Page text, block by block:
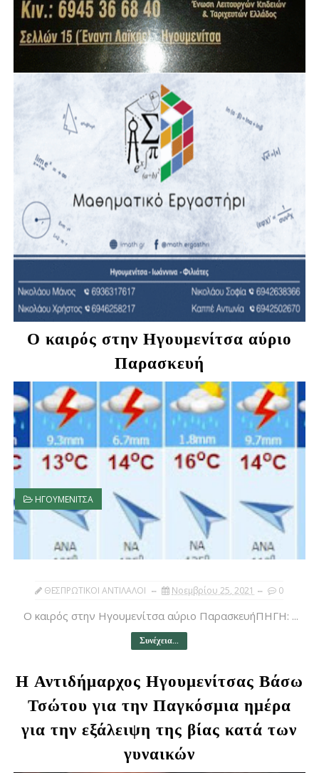
Ο καιρός στην Ηγουμενίτσα αύριο
Παρασκευή
ΗΓΟΥΜΕΝΙΤΣΑ
ΘΕΣΠΡΩΤΙΚΟΙ ΑΝΤΙΛΑΛΟΙ Νοεμβρίου 25, 2021 0
Ο καιρός στην Ηγουμενίτσα αύριο ΠαρασκευήΠΗΓΗ: ...
Συνέχεια...
Η Αντιδήμαρχος Ηγουμενίτσας Βάσω
Τσώτου για την Παγκόσμια ημέρα
για την εξάλειψη της βίας κατά των
γυναικών